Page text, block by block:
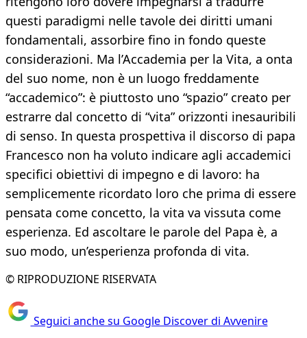
questi paradigmi nelle tavole dei diritti umani
fondamentali, assorbire fino in fondo queste
considerazioni. Ma l’Accademia per la Vita, a onta
del suo nome, non è un luogo freddamente
“accademico”: è piuttosto uno “spazio” creato per
estrarre dal concetto di “vita” orizzonti inesauribili
di senso. In questa prospettiva il discorso di papa
Francesco non ha voluto indicare agli accademici
specifici obiettivi di impegno e di lavoro: ha
semplicemente ricordato loro che prima di essere
pensata come concetto, la vita va vissuta come
esperienza. Ed ascoltare le parole del Papa è, a
suo modo, un’esperienza profonda di vita.
© RIPRODUZIONE RISERVATA
Seguici anche su Google Discover di Avvenire